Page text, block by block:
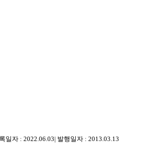
일자 : 2022.06.03| 발행일자 : 2013.03.13